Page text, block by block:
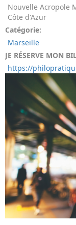
Nouvelle Acropole
Côte d'Azur
Catégorie:
Marseille
JE RÉSERVE MON
https://